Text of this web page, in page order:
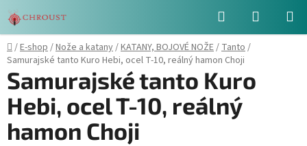
na
obsah
Hledat
KOŠÍK
Domů
/E-shop/Nože a katany/KATANY, BOJOVÉ NOŽE/Tanto/
Samurajské tanto Kuro Hebi, ocel T-10, reálný hamon Choji
Samurajské tanto Kuro
Hebi, ocel T-10, reálný
hamon Choji